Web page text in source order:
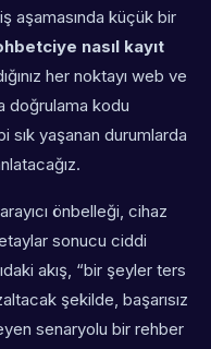
aşamasında küçük bir
nasıl kayıt
her noktayı web ve
doğrulama kodu
sık yaşanan durumlarda
önbelleği, cihaz
sonucu ciddi
akış, “bir şeyler ters
şekilde, başarısız
senaryolu bir rehber